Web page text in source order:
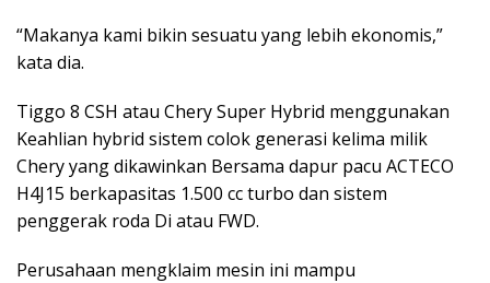
“Makanya kami bikin sesuatu yang lebih ekonomis,”
kata dia.
Tiggo 8 CSH atau Chery Super Hybrid menggunakan
Keahlian hybrid sistem colok generasi kelima milik
Chery yang dikawinkan Bersama dapur pacu ACTECO
H4J15 berkapasitas 1.500 cc turbo dan sistem
penggerak roda Di atau FWD.
Perusahaan mengklaim mesin ini mampu